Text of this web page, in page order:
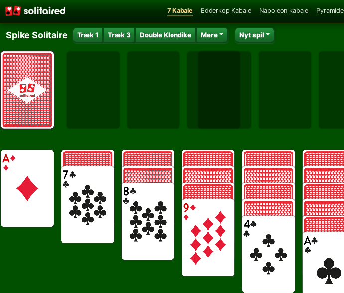
7 Kabale Edderkop Kabale Napoleon kabale Pyramide
Spike Solitaire Træk 1 Træk 3 Double Klondike Mere Nyt spil